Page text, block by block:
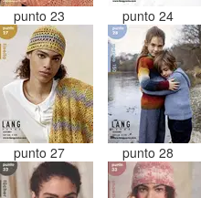
punto 23 punto 24
punto 27 punto 28